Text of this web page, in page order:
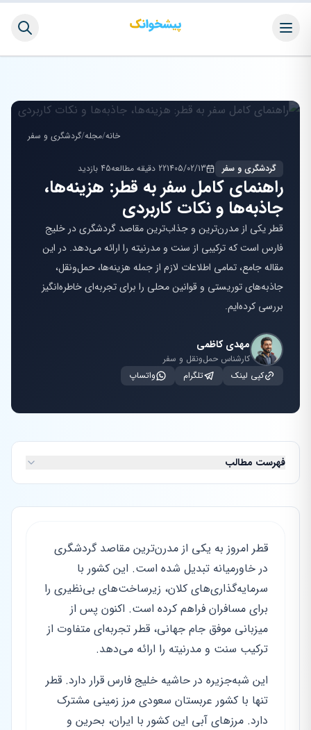
خانه/مجله/گردشگری و سفر
گردشگری و سفر 1405/02/1322 دقیقه مطالعه 45 بازدید
راهنمای کامل سفر به قطر: هزینه‌ها،
جاذبه‌ها و نکات کاربردی
قطر یکی از مدرن‌ترین و جذاب‌ترین مقاصد گردشگری در خلیج
فارس است که ترکیبی از سنت و مدرنیته را ارائه می‌دهد. در این
مقاله جامع، تمامی اطلاعات لازم از جمله هزینه‌ها، حمل‌ونقل،
جاذبه‌های توریستی و قوانین محلی را برای تجربه‌ای خاطره‌انگیز
بررسی کرده‌ایم.
مهدی کاظمی
کارشناس حمل‌ونقل و سفر
کپی لینک
تلگرام واتساپ
فهرست مطالب
قطر امروز به یکی از مدرن‌ترین مقاصد گردشگری
در خاورمیانه تبدیل شده است. این کشور با
سرمایه‌گذاری‌های کلان، زیرساخت‌های بی‌نظیری را
برای مسافران فراهم کرده است. اکنون پس از
میزبانی موفق جام جهانی، قطر تجربه‌ای متفاوت از
ترکیب سنت و مدرنیته را ارائه می‌دهد.
این شبه‌جزیره در حاشیه خلیج فارس قرار دارد. قطر
تنها با کشور عربستان سعودی مرز زمینی مشترک
دارد. مرزهای آبی این کشور با ایران، بحرین و